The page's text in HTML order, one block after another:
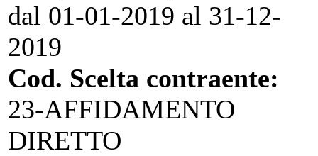
dal 01-01-2019 al 31-12-
2019
Cod. Scelta contraente:
23-AFFIDAMENTO
DIRETTO